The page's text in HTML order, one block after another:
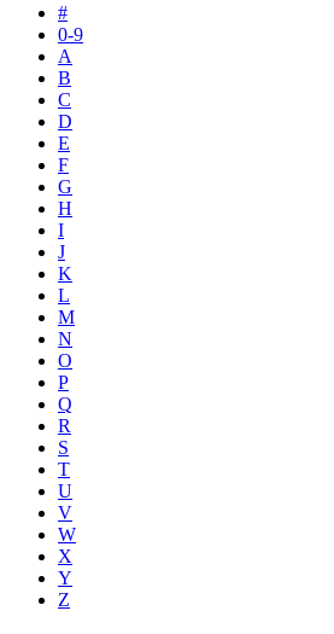
#
0-9
A
B
C
D
E
F
G
H
I
J
K
L
M
N
O
P
Q
R
S
T
U
V
W
X
Y
Z